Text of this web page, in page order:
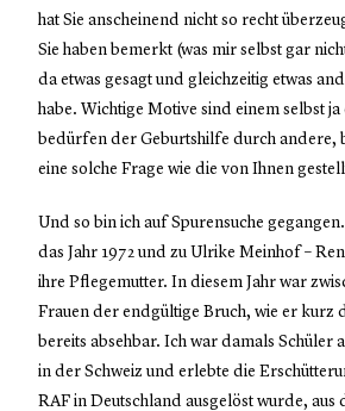
hat Sie anscheinend nicht so recht
Sie haben bemerkt (was mir selbst gar
da etwas gesagt und gleichzeitig etwas
habe. Wichtige Motive sind einem selbst
bedürfen der Geburtshilfe durch andere,
eine solche Frage wie die von Ihnen
Und so bin ich auf Spurensuche
das Jahr 1972 und zu Ulrike Meinhof –
ihre Pflegemutter. In diesem Jahr war
Frauen der endgültige Bruch, wie er kurz
bereits absehbar. Ich war damals Schüler
in der Schweiz und erlebte die
RAF in Deutschland ausgelöst wurde, aus